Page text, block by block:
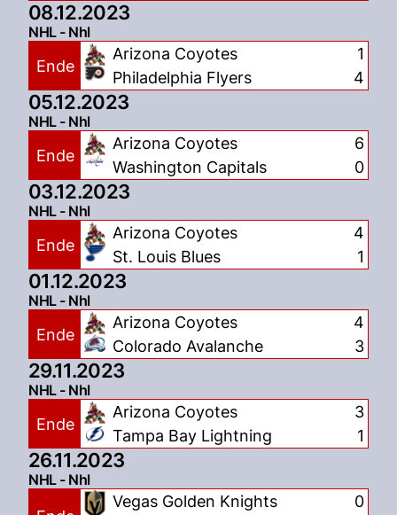
08.12.2023
NHL - Nhl
Ende
Arizona Coyotes
Philadelphia Flyers
1
4
05.12.2023
NHL - Nhl
Ende
Arizona Coyotes
Washington Capitals
6
0
03.12.2023
NHL - Nhl
Ende
Arizona Coyotes
St. Louis Blues
4
1
01.12.2023
NHL - Nhl
Ende
Arizona Coyotes
Colorado Avalanche
4
3
29.11.2023
NHL - Nhl
Ende
Arizona Coyotes
Tampa Bay Lightning
3
1
26.11.2023
NHL - Nhl
Vegas Golden Knights 0